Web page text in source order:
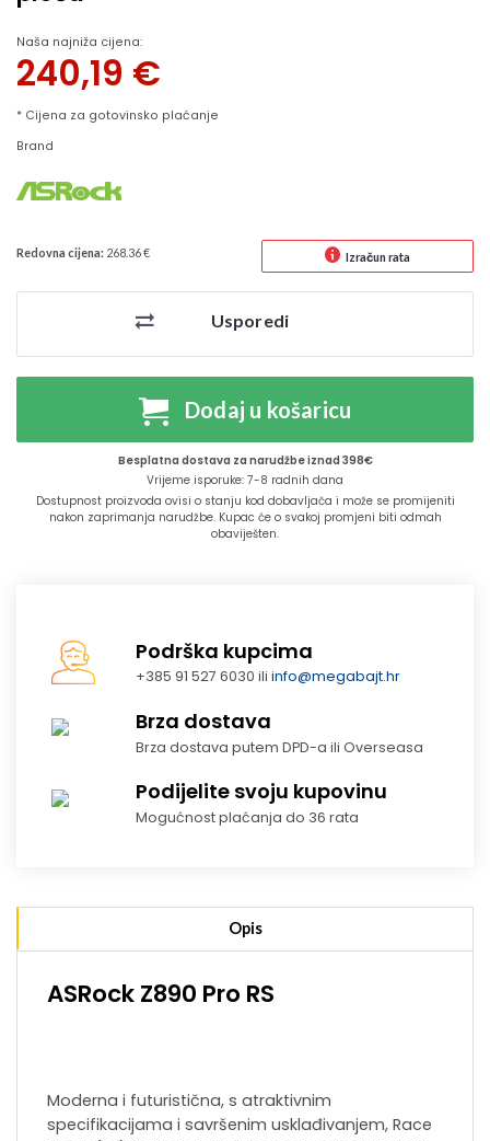
Naša najniža cijena:
240,19 €
* Cijena za gotovinsko plaćanje
Brand
Redovna cijena: 268.36 € Izračun rata
Usporedi
Dodaj u košaricu
Besplatna dostava za narudžbe iznad 398€
Vrijeme isporuke: 7-8 radnih dana
Dostupnost proizvoda ovisi o stanju kod dobavljača i može se promijeniti
nakon zaprimanja narudžbe. Kupac će o svakoj promjeni biti odmah
obaviješten.
Podrška kupcima
+385 91 527 6030 iliinfo@megabajt.hr
Brza dostava
Brza dostava putem DPD-a ili Overseasa
Podijelite svoju kupovinu
Mogućnost plaćanja do 36 rata
Opis
ASRock Z890 Pro RS
Moderna i futuristična, s atraktivnim
specifikacijama i savršenim usklađivanjem, Race